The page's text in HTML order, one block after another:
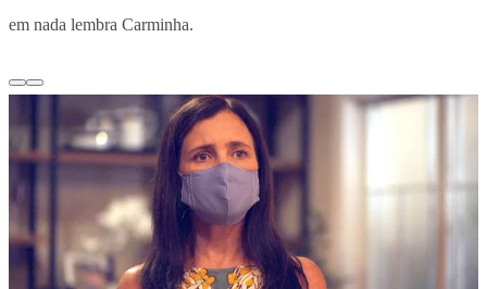
em nada lembra Carminha.